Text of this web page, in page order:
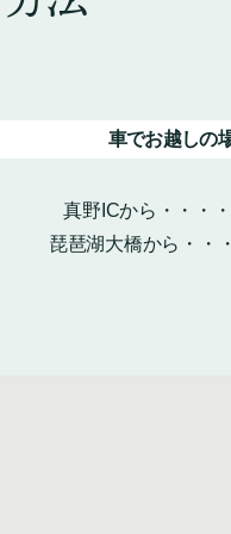
車でお越しの
真野ICから・・・
琵琶湖大橋から・・